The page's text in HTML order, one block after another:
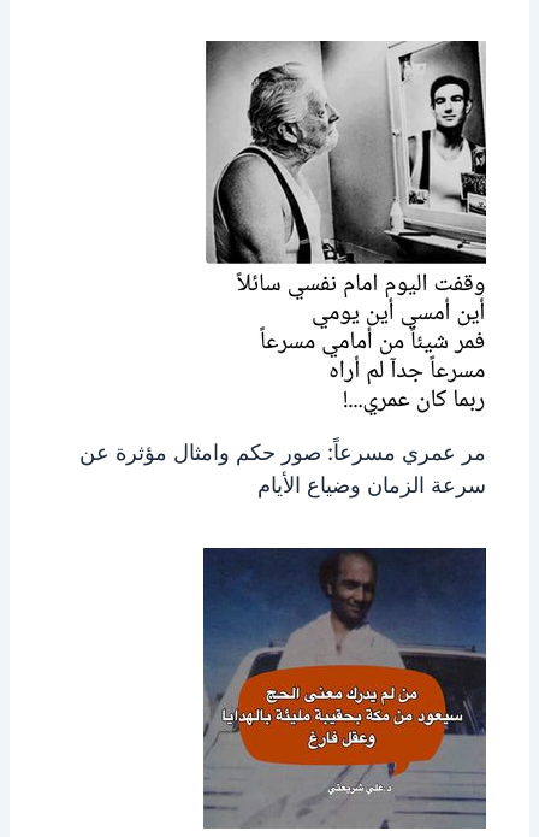
مر عمري مسرعاً: صور حكم وامثال مؤثرة عن
سرعة الزمان وضياع الأيام